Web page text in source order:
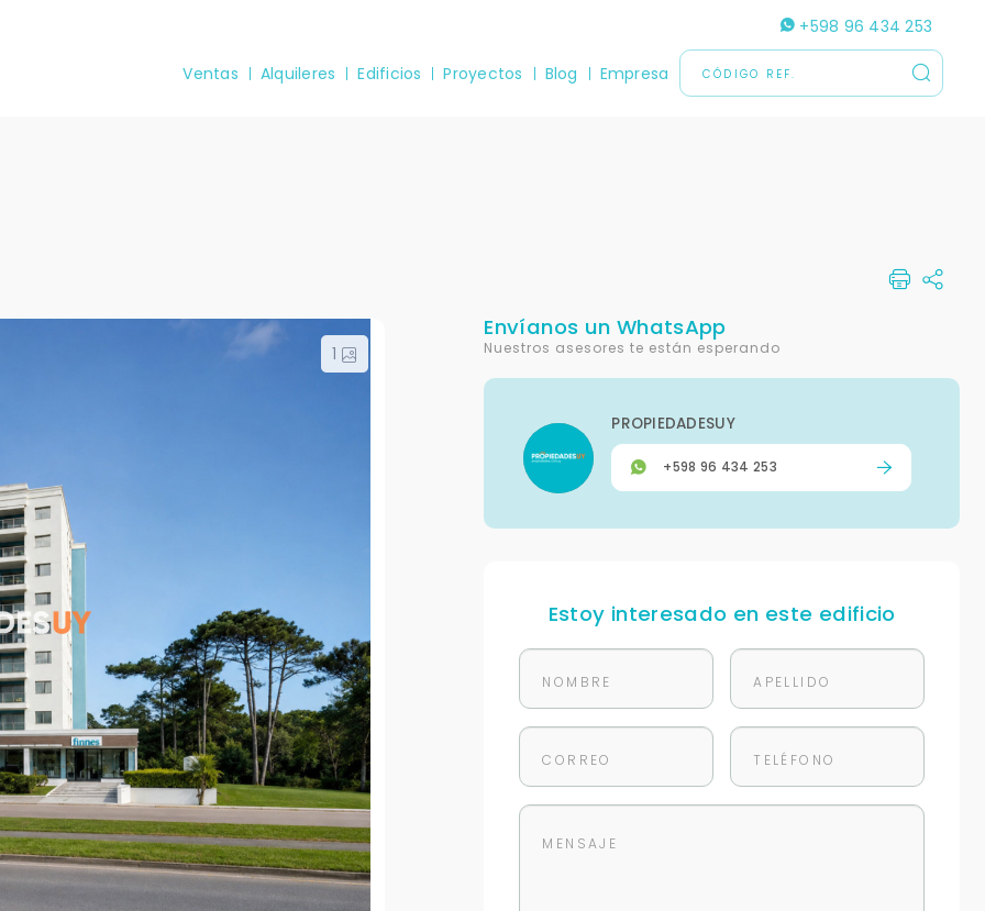
+598 96 434 253
Ventas Alquileres Edificios Proyectos Blog Empresa
1
Envíanos un WhatsApp
Nuestros asesores te están esperando
PROPIEDADESUY
+598 96 434 253
Estoy interesado en este edificio